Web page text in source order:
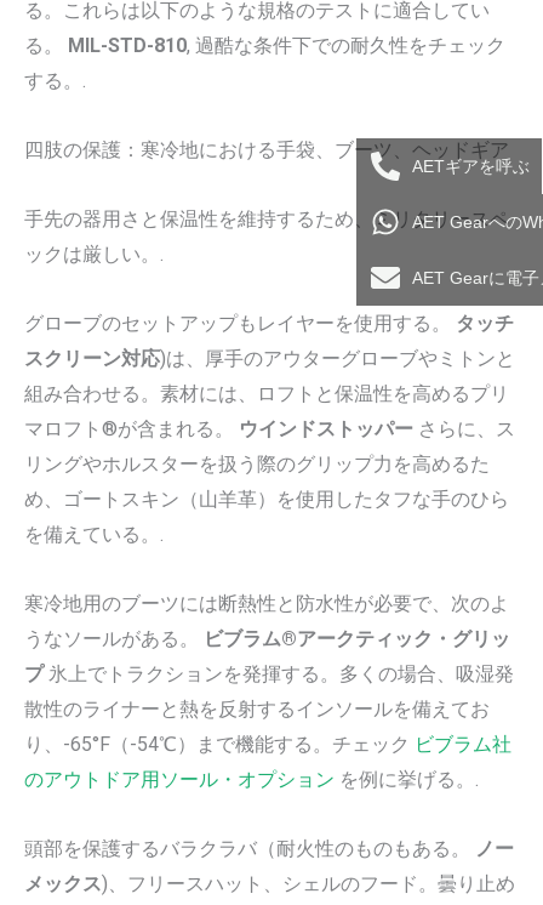
る。これらは以下のような規格のテストに適合してい
る。 MIL-STD-810, 過酷な条件下での耐久性をチェック
する。.
四肢の保護：寒冷地における手袋、ブーツ、ヘッドギア
手先の器用さと保温性を維持するため、ミリタリースペ
ックは厳しい。.
グローブのセットアップもレイヤーを使用する。
タッチ
スクリーン対応)は、厚手のアウターグローブやミトンと
組み合わせる。素材には、ロフトと保温性を高めるプリ
マロフト®が含まれる。
ウインドストッパー さらに、ス
リングやホルスターを扱う際のグリップ力を高めるた
め、ゴートスキン（山羊革）を使用したタフな手のひら
を備えている。.
寒冷地用のブーツには断熱性と防水性が必要で、次のよ
うなソールがある。
ビブラム®アークティック・グリッ
プ氷上でトラクションを発揮する。多くの場合、吸湿発
散性のライナーと熱を反射するインソールを備えてお
り、-65°F（-54℃）まで機能する。チェック ビブラム社
のアウトドア用ソール・オプション を例に挙げる。.
頭部を保護するバラクラバ（耐火性のものもある。
ノー
メックス)、フリースハット、シェルのフード。曇り止め
AETギアを呼ぶ
AET Gearへの
AET Gearに電